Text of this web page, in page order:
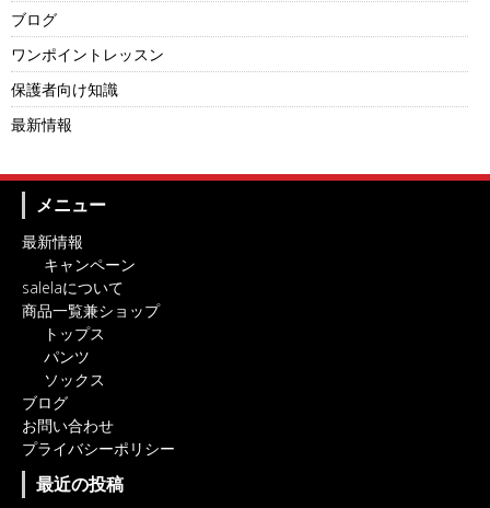
ブログ
ワンポイントレッスン
保護者向け知識
最新情報
メニュー
最新情報
キャンペーン
salelaについて
商品一覧兼ショップ
トップス
パンツ
ソックス
ブログ
お問い合わせ
プライバシーポリシー
最近の投稿